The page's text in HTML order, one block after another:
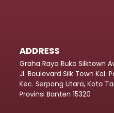
ADDRESS
Graha Raya Ruko Silktown
Jl. Boulevard Silk Town Kel.
Kec. Serpong Utara, Kota
Provinsi Banten 15320